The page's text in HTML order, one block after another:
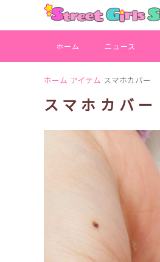
ホーム ニュース
ホーム アイテム スマホカバー
スマホカバー